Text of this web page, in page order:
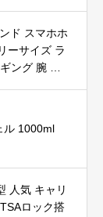
ド スマホホ
ーサイズ ラ
ング 腕 ポ
ル 1000ml
人気 キャリ
ロック搭